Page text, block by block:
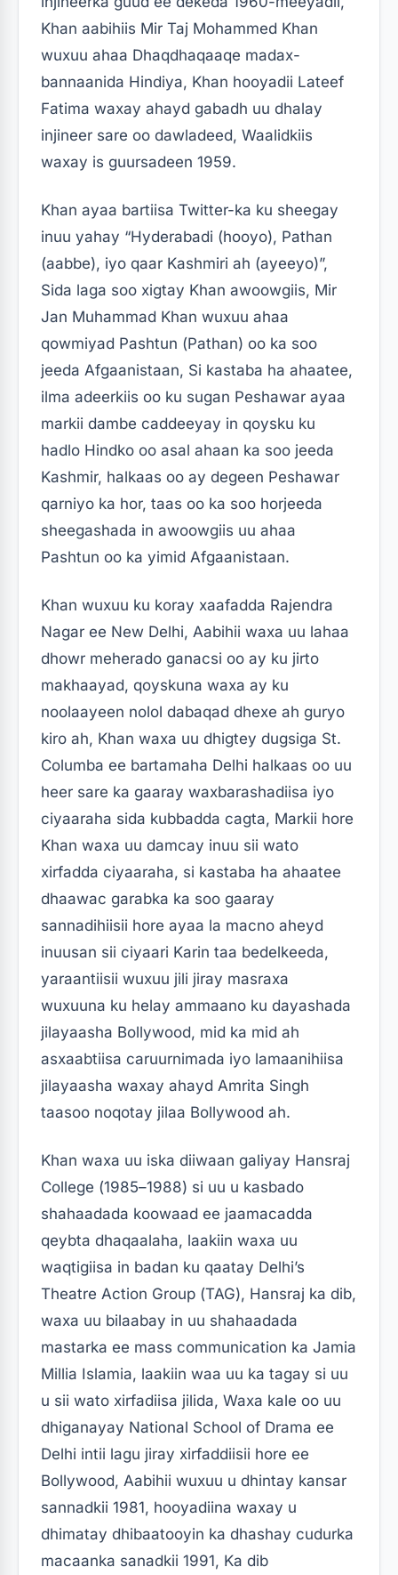
Khan aabihiis Mir Taj Mohammed Khan
wuxuu ahaa Dhaqdhaqaaqe madax-
bannaanida Hindiya, Khan hooyadii Lateef
Fatima waxay ahayd gabadh uu dhalay
injineer sare oo dawladeed, Waalidkiis
waxay is guursadeen 1959.
Khan ayaa bartiisa Twitter-ka ku sheegay
inuu yahay “Hyderabadi (hooyo), Pathan
(aabbe), iyo qaar Kashmiri ah (ayeeyo)”,
Sida laga soo xigtay Khan awoowgiis, Mir
Jan Muhammad Khan wuxuu ahaa
qowmiyad Pashtun (Pathan) oo ka soo
jeeda Afgaanistaan, Si kastaba ha ahaatee,
ilma adeerkiis oo ku sugan Peshawar ayaa
markii dambe caddeeyay in qoysku ku
hadlo Hindko oo asal ahaan ka soo jeeda
Kashmir, halkaas oo ay degeen Peshawar
qarniyo ka hor, taas oo ka soo horjeeda
sheegashada in awoowgiis uu ahaa
Pashtun oo ka yimid Afgaanistaan.
Khan wuxuu ku koray xaafadda Rajendra
Nagar ee New Delhi, Aabihii waxa uu lahaa
dhowr meherado ganacsi oo ay ku jirto
makhaayad, qoyskuna waxa ay ku
noolaayeen nolol dabaqad dhexe ah guryo
kiro ah, Khan waxa uu dhigtey dugsiga St.
Columba ee bartamaha Delhi halkaas oo uu
heer sare ka gaaray waxbarashadiisa iyo
ciyaaraha sida kubbadda cagta, Markii hore
Khan waxa uu damcay inuu sii wato
xirfadda ciyaaraha, si kastaba ha ahaatee
dhaawac garabka ka soo gaaray
sannadihiisii ​​hore ayaa la macno aheyd
inuusan sii ciyaari Karin taa bedelkeeda,
yaraantiisii wuxuu jili jiray masraxa
wuxuuna ku helay ammaano ku dayashada
jilayaasha Bollywood, mid ka mid ah
asxaabtiisa caruurnimada iyo lamaanihiisa
jilayaasha waxay ahayd Amrita Singh
taasoo noqotay jilaa Bollywood ah.
Khan waxa uu iska diiwaan galiyay Hansraj
College (1985–1988) si uu u kasbado
shahaadada koowaad ee jaamacadda
qeybta dhaqaalaha, laakiin waxa uu
waqtigiisa in badan ku qaatay Delhi’s
Theatre Action Group (TAG), Hansraj ka dib,
waxa uu bilaabay in uu shahaadada
mastarka ee mass communication ka Jamia
Millia Islamia, laakiin waa uu ka tagay si uu
u sii wato xirfadiisa jilida, Waxa kale oo uu
dhiganayay National School of Drama ee
Delhi intii lagu jiray xirfaddiisii ​​​​hore ee
Bollywood, Aabihii wuxuu u dhintay kansar
sannadkii 1981, hooyadiina waxay u
dhimatay dhibaatooyin ka dhashay cudurka
macaanka sanadkii 1991, Ka dib